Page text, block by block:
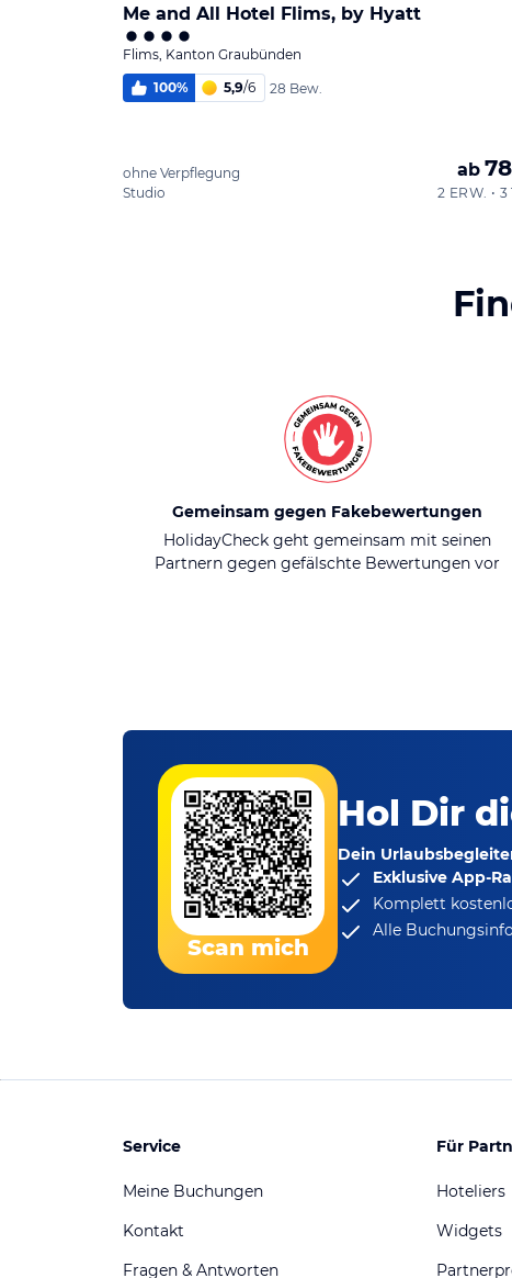
Me and All Hotel Flims, by Hyatt
Flims, Kanton Graubünden
100% 5,9/6 28 Bew.
ohne Verpflegung
Studio
ab
2 ERW. • 3
Gemeinsam gegen Fakebewertungen
HolidayCheck geht gemeinsam mit seinen
Partnern gegen gefälschte Bewertungen vor
Scan mich
Hol Dir
Dein
Exklusive App-
Komplett
Alle
Service
Meine Buchungen
Kontakt
Fragen & Antworten
Für
Hoteliers
Widgets